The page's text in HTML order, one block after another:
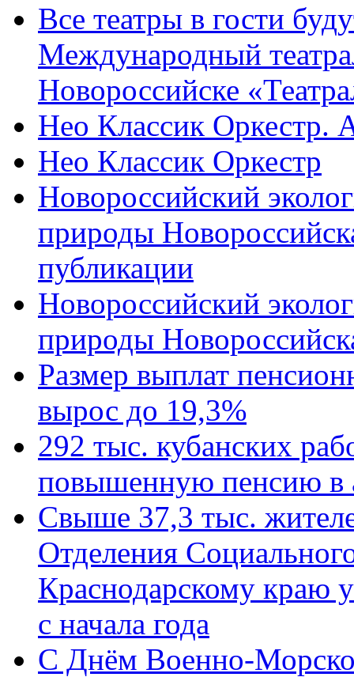
Все театры в гости
Международный
Новороссийске
Нео Классик Оркестр.
Нео Классик Оркестр
Новороссийский
природы
публикации
Новороссийский
природы
Размер выплат
вырос до 19,3%
292 тыс. кубанских
повышенную пенсию в
Свыше 37,3 тыс.
Отделения
Краснодарскому краю
с начала года
C Днём Военно-